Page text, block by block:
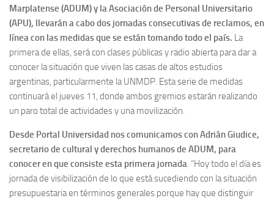
Marplatense (ADUM) y la Asociación de Personal Universitario
(APU), llevarán a cabo dos jornadas consecutivas de reclamos, en
línea con las medidas que se están tomando todo el país. La
primera de ellas, será con clases públicas y radio abierta para dar a
conocer la situación que viven las casas de altos estudios
argentinas, particularmente la UNMDP. Esta serie de medidas
continuará el jueves 11, donde ambos gremios estarán realizando
un paro total de actividades y una movilización.
Desde Portal Universidad nos comunicamos con Adrián Giudice,
secretario de cultural y derechos humanos de ADUM, para
conocer en que consiste esta primera jornada. “Hoy todo el día es
jornada de visibilización de lo que está sucediendo con la situación
presupuestaria en términos generales porque hay que distinguir